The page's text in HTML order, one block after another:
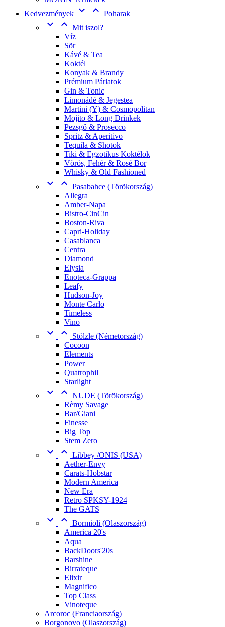
Kedvezmények   Poharak
  Mit iszol?
Víz
Sör
Kávé & Tea
Koktél
Konyak & Brandy
Prémium Párlatok
Gin & Tonic
Limonádé & Jegestea
Martini (Y) & Cosmopolitan
Mojito & Long Drinkek
Pezsgő & Prosecco
Spritz & Aperitivo
Tequila & Shotok
Tiki & Egzotikus Koktélok
Vörös, Fehér & Rosé Bor
Whisky & Old Fashioned
  Pasabahce (Törökország)
Allegra
Amber-Napa
Bistro-CinCin
Boston-Riva
Capri-Holiday
Casablanca
Centra
Diamond
Elysia
Enoteca-Grappa
Leafy
Hudson-Joy
Monte Carlo
Timeless
Vino
 
Stölzle (Németország)
Cocoon
Elements
Power
Quatrophil
Starlight
  NUDE (Törökország)
Rèmy Savage
Bar/Giani
Finesse
Big Top
Stem Zero
  Libbey /ONIS (USA)
Aether-Envy
Carats-Hobstar
Modern America
New Era
Retro SPKSY-1924
The GATS
  Bormioli (Olaszország)
America 20's
Aqua
BackDoors'20s
Barshine
Birrateque
Elixir
Magnifico
Top Class
Vinoteque
Arcoroc (Franciaország)
Borgonovo (Olaszország)